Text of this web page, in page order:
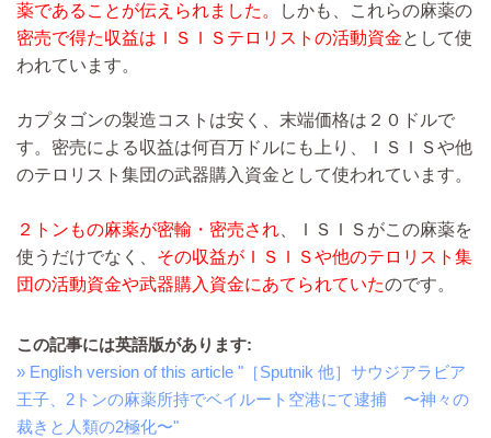
薬であることが伝えられました。
しかも、これらの麻薬の
密売で得た収益はＩＳＩＳテロリストの活動資金として使
われています。
カプタゴンの製造コストは安く、末端価格は２０ドルで
す。密売による収益は何百万ドルにも上り、ＩＳＩＳや他
のテロリスト集団の武器購入資金として使われています。
２トンもの麻薬が密輸・密売され 、ＩＳＩＳがこの麻薬を
使うだけでなく、 その収益がＩＳＩＳや他のテロリスト集
団の活動資金や武器購入資金にあてられていたのです。
この記事には英語版があります:
» English version of this article "［Sputnik 他］サウジアラビア
王子、2トンの麻薬所持でベイルート空港にて逮捕 〜神々の
裁きと人類の2極化〜"